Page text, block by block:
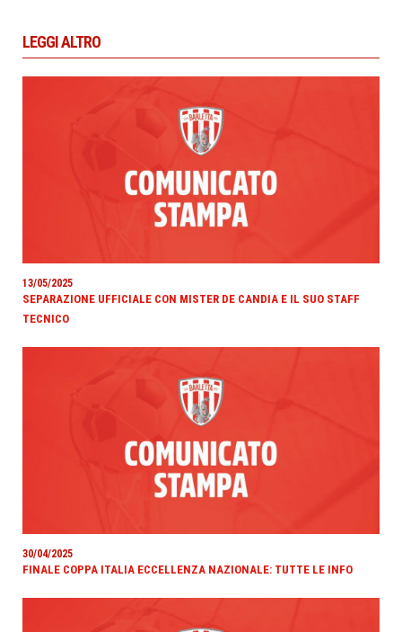
LEGGI ALTRO
13/05/2025
SEPARAZIONE UFFICIALE CON MISTER DE CANDIA E IL SUO STAFF
TECNICO
30/04/2025
FINALE COPPA ITALIA ECCELLENZA NAZIONALE: TUTTE LE INFO